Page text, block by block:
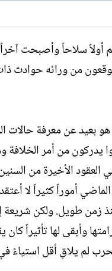
أولاً سلاحاً وأصبحت
من ورائه حوادث
عن معرفة حالات
يدركون من أمر الخلافة
العقود الأخيرة من
أموراً كثيراً لا
زمن طويل. ولكن
وأبقى لها تأثيراً
لم يلاقِ أقل